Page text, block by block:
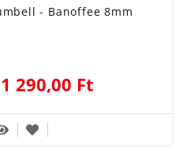
- Banoffee 8mm
1 290,00 Ft